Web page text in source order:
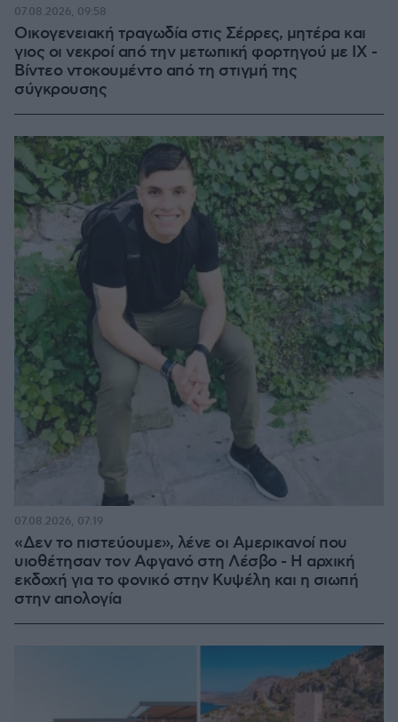
Οικογενειακή τραγωδία στις Σέρρες, μητέρα και
γιος οι νεκροί από την μετωπική φορτηγού με ΙΧ -
Βίντεο ντοκουμέντο από τη στιγμή της
σύγκρουσης
07.08.2026, 09:58
«Δεν το πιστεύουμε», λένε οι Αμερικανοί που
υιοθέτησαν τον Αφγανό στη Λέσβο - Η αρχική
εκδοχή για το φονικό στην Κυψέλη και η σιωπή
στην απολογία
07.08.2026, 07:19